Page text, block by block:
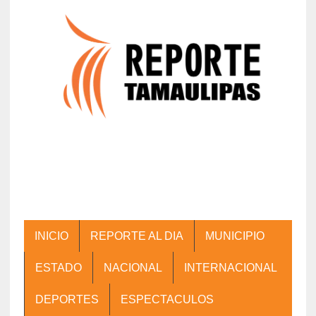
INICIO REPORTE AL DIA MUNICIPIO
ESTADO NACIONAL INTERNACIONAL
DEPORTES ESPECTACULOS